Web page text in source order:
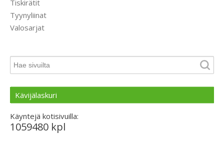
Tiskirätit
Tyynyliinat
Valosarjat
Kävijälaskuri
Käyntejä kotisivuilla:
1059480 kpl